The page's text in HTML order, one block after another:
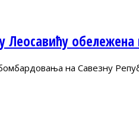
на Савезну